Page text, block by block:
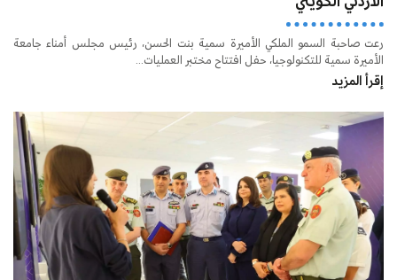
رعت صاحبة السمو الملكي الأميرة سمية بنت الحسن، رئيس مجلس أمناء جامعة
الأميرة سمية للتكنولوجيا، حفل افتتاح مختبر العمليات...
إقرأ المزيد